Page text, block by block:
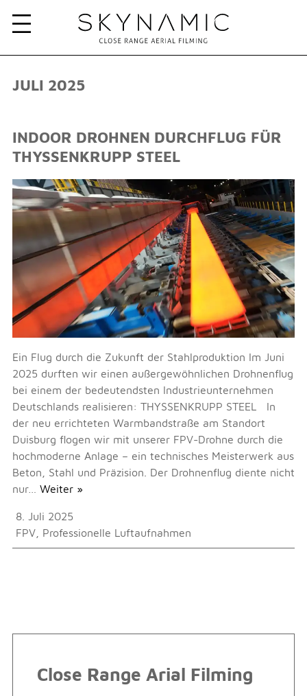
JULI 2025
INDOOR DROHNEN DURCHFLUG FÜR
THYSSENKRUPP STEEL
Ein Flug durch die Zukunft der Stahlproduktion Im Juni
2025 durften wir einen außergewöhnlichen Drohnenflug
bei einem der bedeutendsten Industrieunternehmen
Deutschlands realisieren: THYSSENKRUPP STEEL In
der neu errichteten Warmbandstraße am Standort
Duisburg flogen wir mit unserer FPV-Drohne durch die
hochmoderne Anlage – ein technisches Meisterwerk aus
Beton, Stahl und Präzision. Der Drohnenflug diente nicht
nur… Weiter »
8. Juli 2025
FPV, Professionelle Luftaufnahmen
Close Range Arial Filming